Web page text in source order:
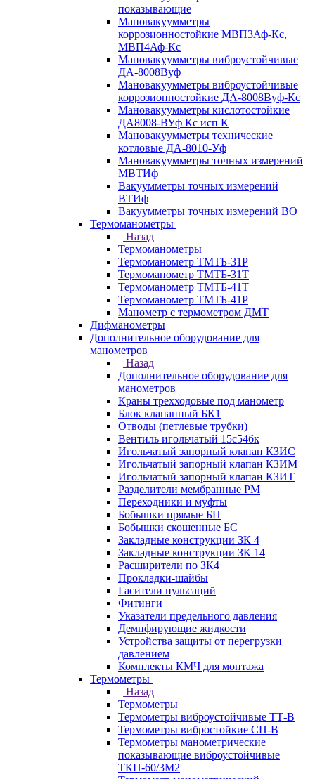
показывающие
Мановакуумметры
коррозионностойкие МВП3Аф-Кс,
МВП4Аф-Кс
Мановакуумметры виброустойчивые
ДА-8008Вуф
Мановакуумметры виброустойчивые
коррозионностойкие ДА-8008Вуф-Кс
Мановакуумметры кислотостойкие
ДА8008-ВУф Кс исп К
Мановакуумметры технические
котловые ДА-8010-Уф
Мановакуумметры точных измерений
МВТИф
Вакуумметры точных измерений
ВТИф
Вакуумметры точных измерений ВО
Термоманометры
Назад
Термоманометры
Термоманометр ТМТБ-31Р
Термоманометр ТМТБ-31Т
Термоманометр ТМТБ-41Т
Термоманометр ТМТБ-41Р
Манометр с термометром ДМТ
Дифманометры
Дополнительное оборудование для
манометров
Назад
Дополнительное оборудование для
манометров
Краны трехходовые под манометр
Блок клапанный БК1
Отводы (петлевые трубки)
Вентиль игольчатый 15с54бк
Игольчатый запорный клапан КЗИС
Игольчатый запорный клапан КЗИМ
Игольчатый запорный клапан КЗИТ
Разделители мембранные РМ
Переходники и муфты
Бобышки прямые БП
Бобышки скошенные БС
Закладные конструкции ЗК 4
Закладные конструкции ЗК 14
Расширители по ЗК4
Прокладки-шайбы
Гасители пульсаций
Фитинги
Указатели предельного давления
Демпфирующие жидкости
Устройства защиты от перегрузки
давлением
Комплекты КМЧ для монтажа
Термометры
Назад
Термометры
Термометры виброустойчивые ТТ-В
Термометры вибростойкие СП-В
Термометры манометрические
показывающие виброустойчивые
ТКП-60/3М2